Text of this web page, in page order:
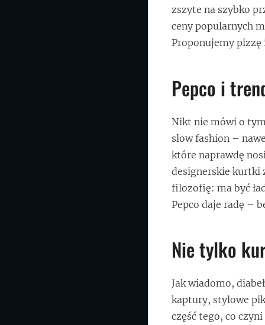
zszyte na szybko
ceny popularnych
Proponujemy
Pepco i
Nikt nie mówi o
slow fashion –
które naprawdę
designerskie kurtki
filozofię: ma być
Pepco daje radę –
Nie tylko
Jak wiadomo,
kaptury, stylowe
część tego, co